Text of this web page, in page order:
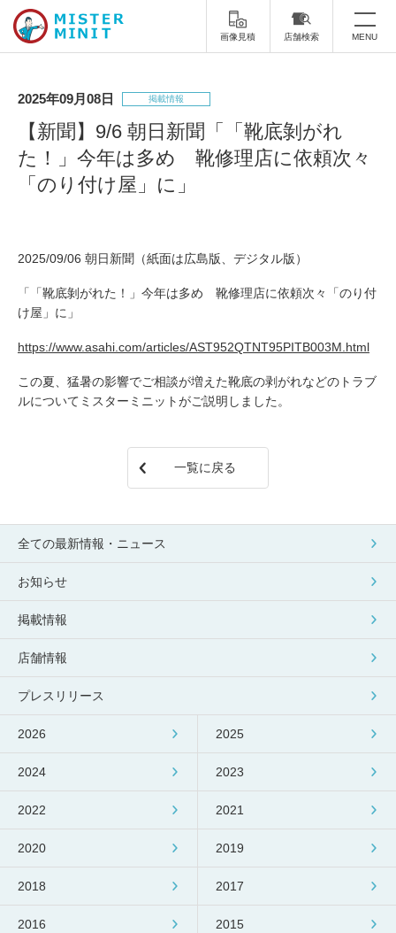
画像見積 店舗検索 MENU
ミスターミニットについて
修理サービス・料金
傘修理
包丁研ぎ 杖先の修理
オンライン修理見積もりサービス（配送修理）
よくあるご質問
お問い合わせ
採用情報
2025年09月08日 掲載情報
【新聞】9/6 朝日新聞「「靴底剝がれ
た！」今年は多め 靴修理店に依頼次々
「のり付け屋」に」
2025/09/06 朝日新聞（紙面は広島版、デジタル版）
「「靴底剝がれた！」今年は多め 靴修理店に依頼次々「のり付
け屋」に」
https://www.asahi.com/articles/AST952QTNT95PITB003M.html
この夏、猛暑の影響でご相談が増えた靴底の剥がれなどのトラブ
ルについてミスターミニットがご説明しました。
一覧に戻る
全ての最新情報・ニュース
お知らせ
掲載情報
店舗情報
プレスリリース
2026 2025
2024 2023
2022 2021
2020 2019
2018 2017
2016 2015